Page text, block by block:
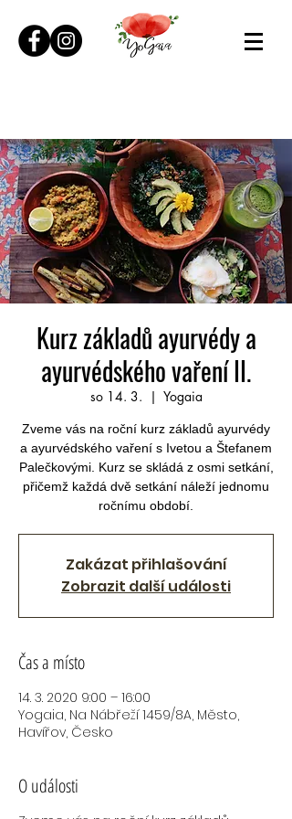
Kurz základů ayurvédy a
ayurvédského vaření II.
so 14. 3.
  |
Yogaia
Zveme vás na roční kurz základů ayurvédy
a ayurvédského vaření s Ivetou a Štefanem
Palečkovými. Kurz se skládá z osmi setkání,
přičemž každá dvě setkání náleží jednomu
ročnímu období.
Zakázat přihlašování
Zobrazit další události
Čas a místo
14. 3. 2020 9:00 – 16:00
Yogaia, Na Nábřeží 1459/8A, Město,
Havířov, Česko
O události